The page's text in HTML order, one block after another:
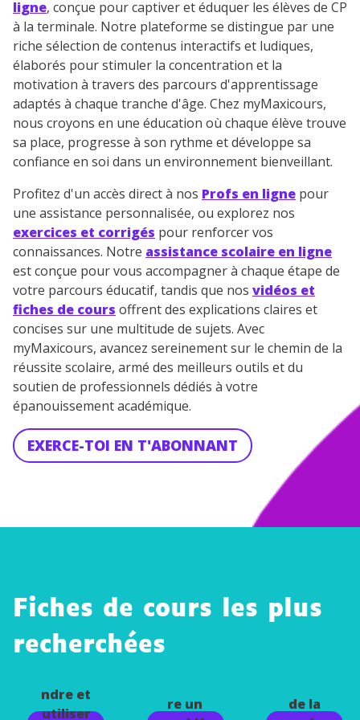
ligne, conçue pour captiver et éduquer les élèves de CP
à la terminale. Notre plateforme se distingue par une
riche sélection de contenus interactifs et ludiques,
élaborés pour stimuler la concentration et la
motivation à travers des parcours d'apprentissage
adaptés à chaque tranche d'âge. Chez myMaxicours,
nous croyons en une éducation où chaque élève trouve
sa place, progresse à son rythme et développe sa
confiance en soi dans un environnement bienveillant.
Profitez d'un accès direct à nos Profs en ligne pour
une assistance personnalisée, ou explorez nos
exercices et corrigés pour renforcer vos
connaissances. Notre assistance scolaire en ligne
est conçue pour vous accompagner à chaque étape de
votre parcours éducatif, tandis que nos vidéos et
fiches de cours offrent des explications claires et
concises sur une multitude de sujets. Avec
myMaxicours, avancez sereinement sur le chemin de la
réussite scolaire, armé des meilleurs outils et du
soutien de professionnels dédiés à votre
épanouissement académique.
EXERCE-TOI EN T'ABONNANT
Fiches de cours les plus
recherchées
ndre et
utiliser
re un
de la